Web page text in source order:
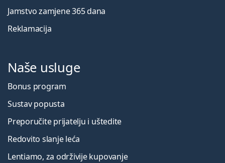
Jamstvo zamjene 365 dana
Reklamacija
Naše usluge
Bonus program
Sustav popusta
Preporučite prijatelju i uštedite
Redovito slanje leća
Lentiamo, za održivije kupovanje